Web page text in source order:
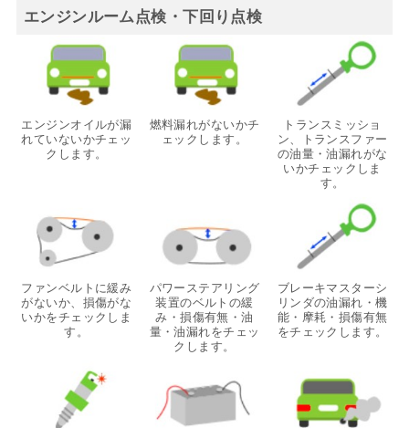
エンジンルーム点検・下回り点検
エンジンオイルが漏
れていないかチェッ
クします。
燃料漏れがないかチ
ェックします。
トランスミッショ
ン、トランスファー
の油量・油漏れがな
いかチェックしま
す。
ファンベルトに緩み
がないか、損傷がな
いかをチェックしま
す。
パワーステアリング
装置のベルトの緩
み・損傷有無・油
量・油漏れをチェッ
クします。
ブレーキマスターシ
リンダの油漏れ・機
能・摩耗・損傷有無
をチェックします。